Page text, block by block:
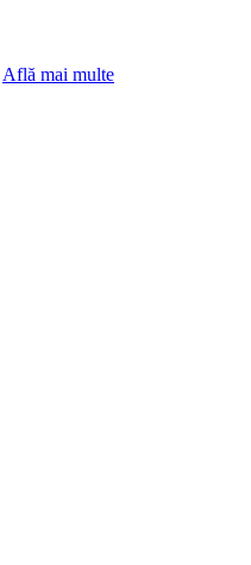
Află mai multe